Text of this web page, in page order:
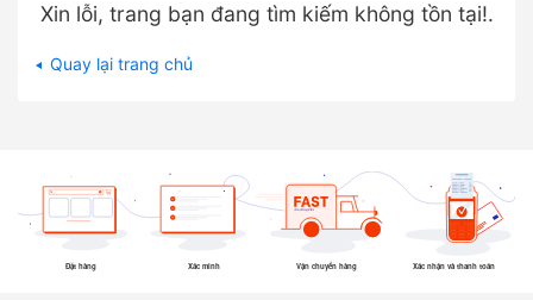
Xin lỗi, trang bạn đang tìm kiếm không tồn tại!.
Quay lại trang chủ
Đặt hàng Xác minh Vận chuyển hàng Xác nhận và thanh toán